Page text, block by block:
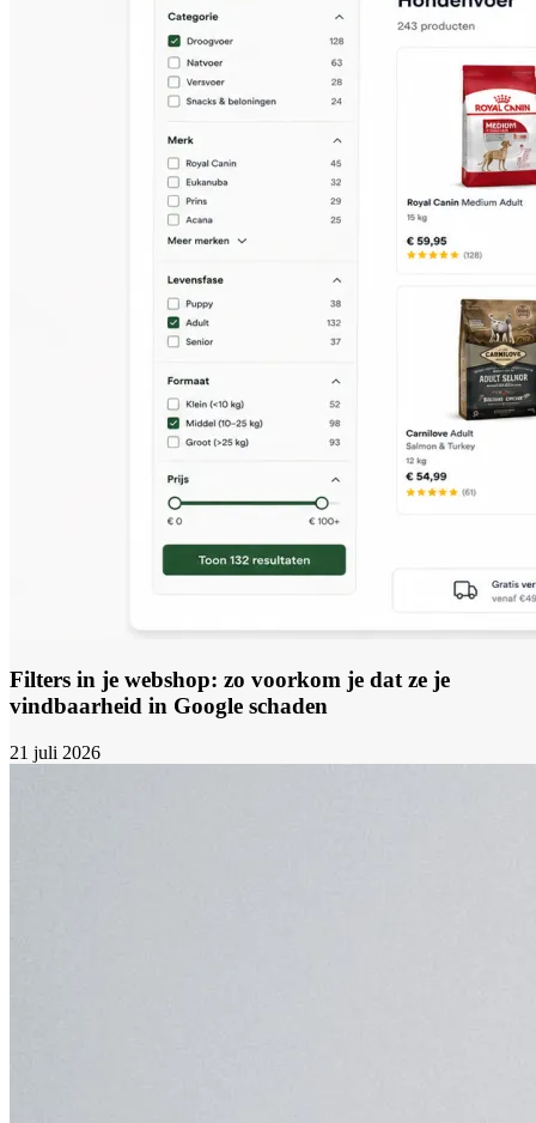
Filters in je webshop: zo voorkom je dat ze je
vindbaarheid in Google schaden
21 juli 2026